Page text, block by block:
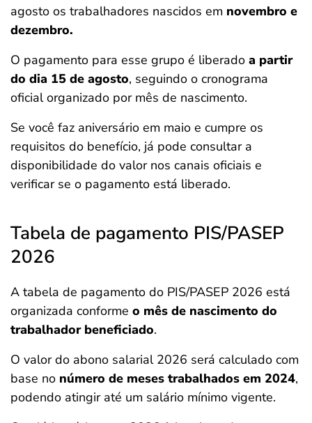
agosto os trabalhadores nascidos em novembro e
dezembro.
O pagamento para esse grupo é liberado a partir
do dia 15 de agosto, seguindo o cronograma
oficial organizado por mês de nascimento.
Se você faz aniversário em maio e cumpre os
requisitos do benefício, já pode consultar a
disponibilidade do valor nos canais oficiais e
verificar se o pagamento está liberado.
Tabela de pagamento PIS/PASEP
2026
A tabela de pagamento do PIS/PASEP 2026 está
organizada conforme o mês de nascimento do
trabalhador beneficiado.
O valor do abono salarial 2026 será calculado com
base no número de meses trabalhados em 2024,
podendo atingir até um salário mínimo vigente.